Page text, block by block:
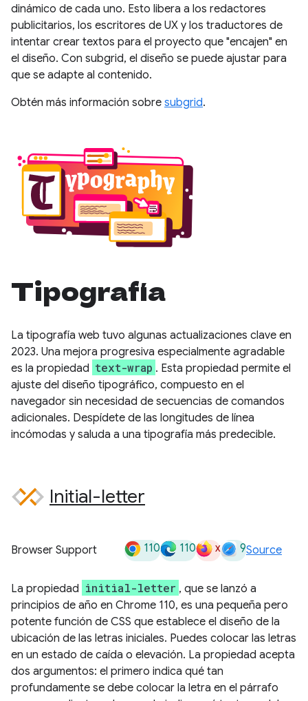
dinámico de cada uno. Esto libera a los redactores
publicitarios, los escritores de UX y los traductores de
intentar crear textos para el proyecto que "encajen" en
el diseño. Con subgrid, el diseño se puede ajustar para
que se adapte al contenido.
Obtén más información sobre subgrid.
Tipografía
La tipografía web tuvo algunas actualizaciones clave en
2023. Una mejora progresiva especialmente agradable
es la propiedad text-wrap . Esta propiedad permite el
ajuste del diseño tipográfico, compuesto en el
navegador sin necesidad de secuencias de comandos
adicionales. Despídete de las longitudes de línea
incómodas y saluda a una tipografía más predecible.
Initial-letter
Browser Support 110 110 x 9Source
La propiedad initial-letter , que se lanzó a
principios de año en Chrome 110, es una pequeña pero
potente función de CSS que establece el diseño de la
ubicación de las letras iniciales. Puedes colocar las letras
en un estado de caída o elevación. La propiedad acepta
dos argumentos: el primero indica qué tan
profundamente se debe colocar la letra en el párrafo